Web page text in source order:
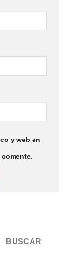
y web en
BUSCAR